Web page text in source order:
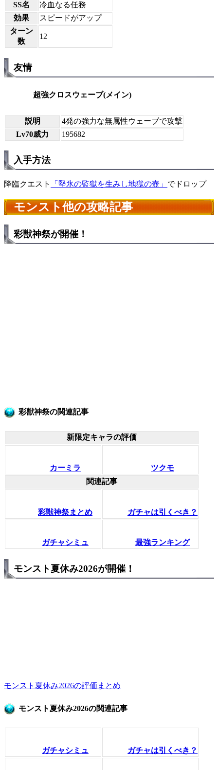
SS名
冷血なる任務
効果
スピードがアップ
ターン
数
12
友情
超強クロスウェーブ(メイン)
説明
4発の強力な無属性ウェーブで攻撃
Lv70威力
195682
入手方法
降臨クエスト 「堅氷の監獄を生みし地獄の壺」 でドロップ
モンスト他の攻略記事
彩獣神祭が開催！
彩獣神祭の関連記事
新限定キャラの評価
カーミラ
ツクモ
関連記事
彩獣神祭まとめ ガチャは引くべき？
ガチャシミュ 最強ランキング
モンスト夏休み2026が開催！
モンスト夏休み2026の評価まとめ
モンスト夏休み2026の関連記事
ガチャシミュ ガチャは引くべき？